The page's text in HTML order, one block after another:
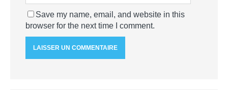
Save my name, email, and website in this
browser for the next time I comment.